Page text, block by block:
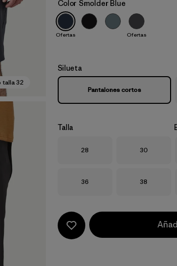
talla 32
Color Smolder Blue
Ofertas Ofertas
Silueta
Pantalones cortos
Talla
Talla
28 Talla
30
Talla
36 Talla
38